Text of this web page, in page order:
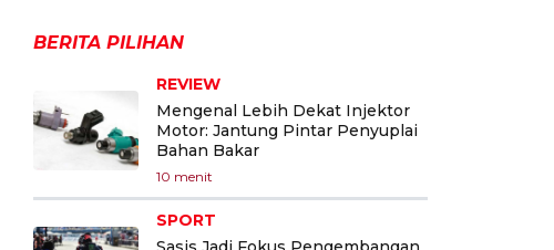
BERITA PILIHAN
REVIEW
Mengenal Lebih Dekat Injektor
Motor: Jantung Pintar Penyuplai
Bahan Bakar
10 menit
SPORT